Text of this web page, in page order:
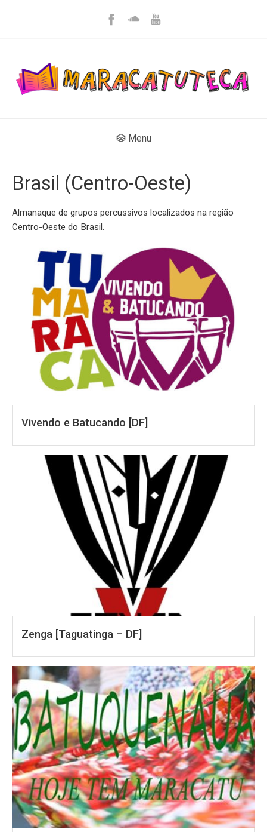
Menu
Brasil (Centro-Oeste)
Almanaque de grupos percussivos localizados na região
Centro-Oeste do Brasil.
Vivendo e Batucando [DF]
Zenga [Taguatinga – DF]